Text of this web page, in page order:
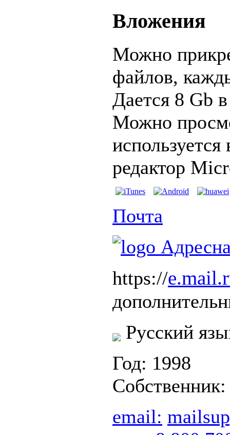
Вложения
Можно
файлов,
Дается 8 Gb
Можно
редактор
Почта
https://
Русский
Год: 1998
email: